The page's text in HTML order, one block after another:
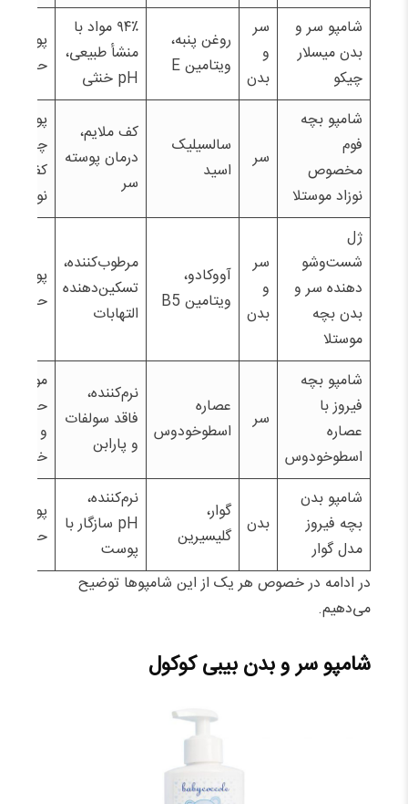
شامپو سر و
بدن میسلار
چیکو
سر
و
بدن
روغن پنبه،
ویتامین E
۹۴٪ مواد با
منشأ طبیعی،
pH خنثی
پوست
حساس
شامپو بچه
فوم
مخصوص
نوزاد موستلا
سر
سالسیلیک
اسید
کف ملایم،
درمان پوسته
سر
پوست
چرب
کف سر
نوزادان
ژل
شست‌وشو
دهنده سر و
بدن بچه
موستلا
سر
و
بدن
آووکادو،
ویتامین B5
مرطوب‌کننده،
تسکین‌دهنده
التهابات
پوست
حساس
شامپو بچه
فیروز با
عصاره
اسطوخودوس
سر
عصاره
اسطوخودوس
نرم‌کننده،
فاقد سولفات
و پارابن
موهای
حساس
و
خشک
شامپو بدن
بچه فیروز
مدل گوار
بدن
گوار،
گلیسیرین
نرم‌کننده،
pH سازگار با
پوست
پوست
حساس
در ادامه در خصوص هر یک از این شامپوها توضیح
می‌دهیم.
شامپو سر و بدن بیبی کوکول